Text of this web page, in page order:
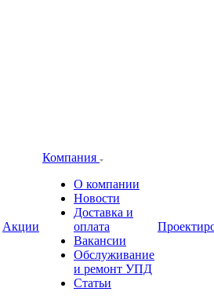
Акции
Компания
О компании
Новости
Доставка и
оплата
Вакансии
Обслуживание
и ремонт УПД
Статьи